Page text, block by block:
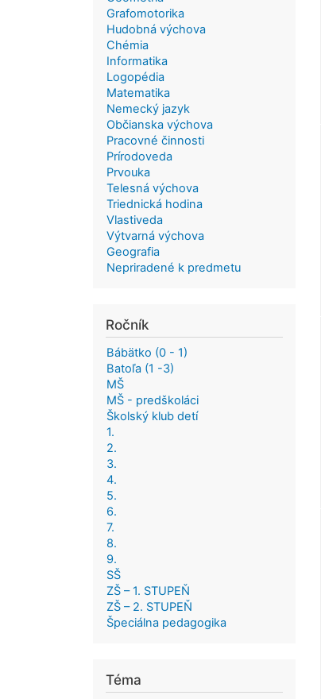
Grafomotorika
Hudobná výchova
Chémia
Informatika
Logopédia
Matematika
Nemecký jazyk
Občianska výchova
Pracovné činnosti
Prírodoveda
Prvouka
Telesná výchova
Triednická hodina
Vlastiveda
Výtvarná výchova
Geografia
Nepriradené k predmetu
Ročník
Bábätko (0 - 1)
Batoľa (1 -3)
MŠ
MŠ - predškoláci
Školský klub detí
1.
2.
3.
4.
5.
6.
7.
8.
9.
SŠ
ZŠ – 1. STUPEŇ
ZŠ – 2. STUPEŇ
Špeciálna pedagogika
Téma